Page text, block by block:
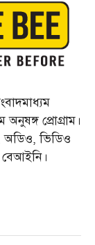
প্রোগ্রাম।
অডিও, ভিডিও